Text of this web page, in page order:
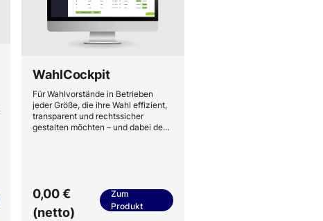
WahlCockpit
Für Wahlvorstände in Betrieben
jeder Größe, die ihre Wahl effizient,
transparent und rechtssicher
gestalten möchten – und dabei den
0,00 €
(netto)
Zum
Produkt